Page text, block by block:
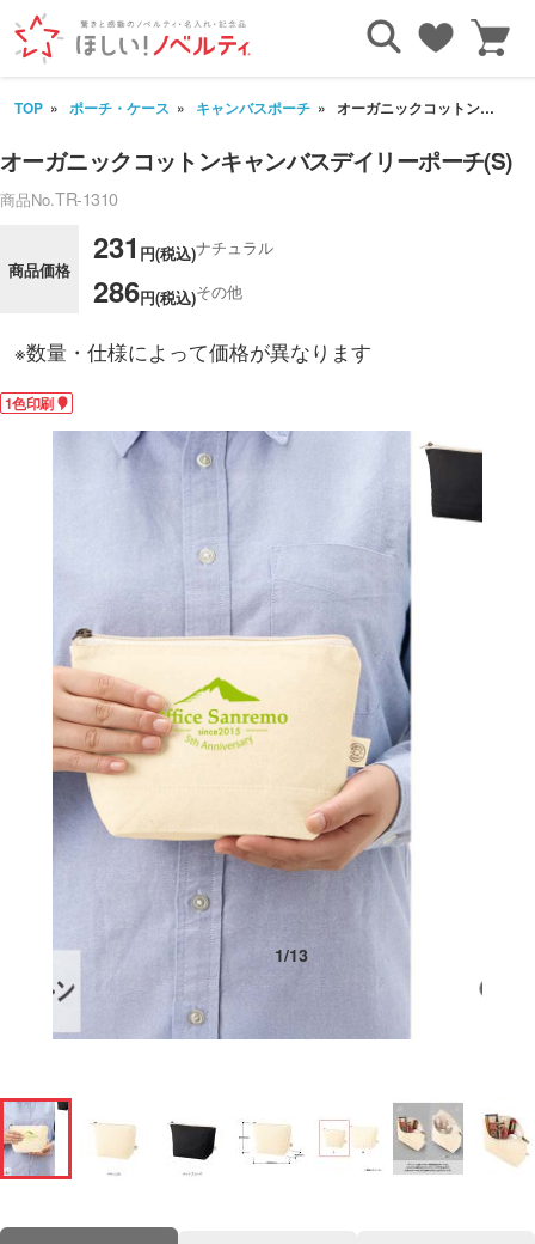
TOP ポーチ・ケース キャンバスポーチ オーガニックコットンキャンバスデイリーポーチ(S)
オーガニックコットンキャンバスデイリーポーチ(S)
商品No.TR-1310
商品価格
231 円(税込)ナチュラル
286円(税込)その他
※数量・仕様によって価格が異なります
1色印刷
1/13